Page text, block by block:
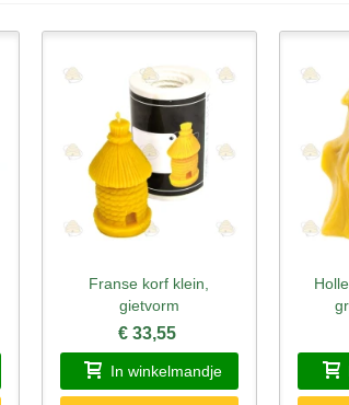
Snel bekijken
Franse korf klein,
gietvorm
€ 33,55
In winkelmandje